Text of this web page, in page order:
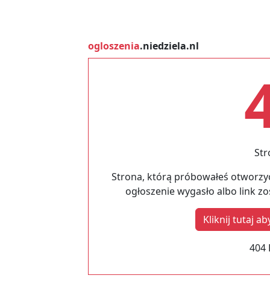
ogloszenia.niedziela.nl
Strona, którą próbowałeś
ogłoszenie wygasło albo link
Kliknij tutaj
404